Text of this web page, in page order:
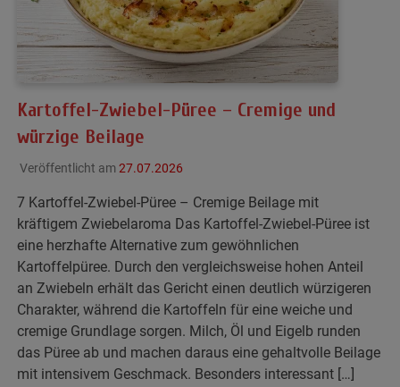
Kartoffel-Zwiebel-Püree – Cremige und
würzige Beilage
Veröffentlicht am 27.07.2026
7 Kartoffel-Zwiebel-Püree – Cremige Beilage mit
kräftigem Zwiebelaroma Das Kartoffel-Zwiebel-Püree ist
eine herzhafte Alternative zum gewöhnlichen
Kartoffelpüree. Durch den vergleichsweise hohen Anteil
an Zwiebeln erhält das Gericht einen deutlich würzigeren
Charakter, während die Kartoffeln für eine weiche und
cremige Grundlage sorgen. Milch, Öl und Eigelb runden
das Püree ab und machen daraus eine gehaltvolle Beilage
mit intensivem Geschmack. Besonders interessant […]